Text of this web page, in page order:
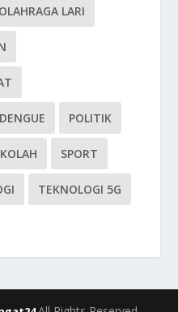
OLAHRAGA LARI
POLITIK
SPORT
TEKNOLOGI 5G